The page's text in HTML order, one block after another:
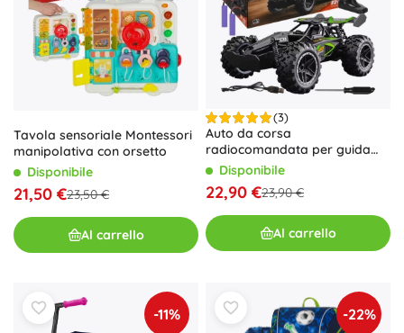
Tavola sensoriale Montessori
manipolativa con orsetto
Disponibile
21,50 €23,50 €
Al carrello
(3)
Auto da corsa
radiocomandata per guida
fuoristrada
Disponibile
22,90 €23,90 €
Al carrello
-11% -22%